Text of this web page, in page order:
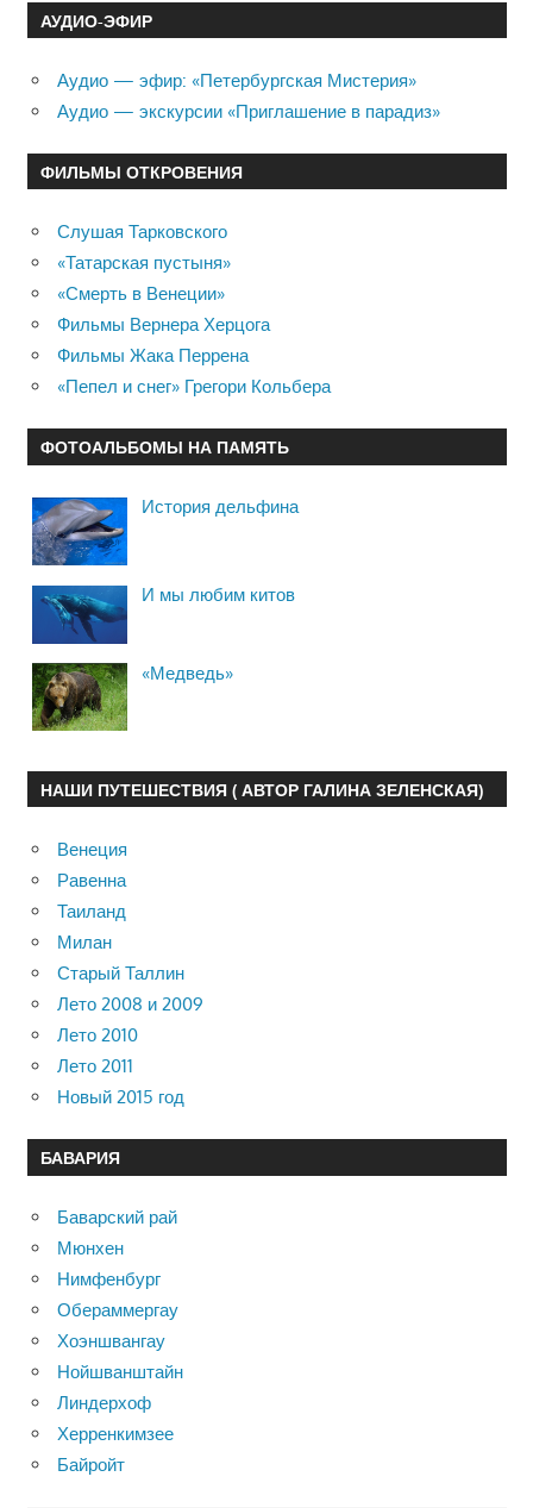
АУДИО-ЭФИР
Аудио — эфир: «Петербургская Мистерия»
Аудио — экскурсии «Приглашение в парадиз»
ФИЛЬМЫ ОТКРОВЕНИЯ
Слушая Тарковского
«Татарская пустыня»
«Смерть в Венеции»
Фильмы Вернера Херцога
Фильмы Жака Перрена
«Пепел и снег» Грегори Кольбера
ФОТОАЛЬБОМЫ НА ПАМЯТЬ
История дельфина
И мы любим китов
«Медведь»
НАШИ ПУТЕШЕСТВИЯ ( АВТОР ГАЛИНА ЗЕЛЕНСКАЯ)
Венеция
Равенна
Таиланд
Милан
Старый Таллин
Лето 2008 и 2009
Лето 2010
Лето 2011
Новый 2015 год
БАВАРИЯ
Баварский рай
Мюнхен
Нимфенбург
Обераммергау
Хоэншвангау
Нойшванштайн
Линдерхоф
Херренкимзее
Байройт